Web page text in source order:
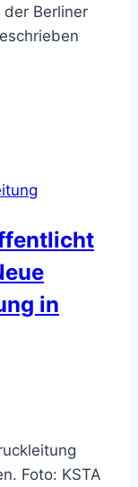
Berliner
in
Foto: KSTA